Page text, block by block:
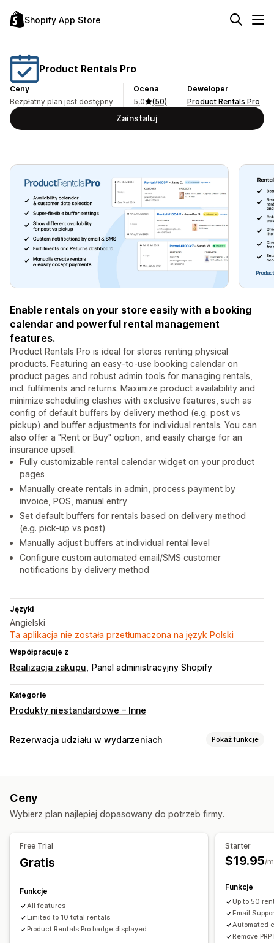
Shopify App Store
Product Rentals Pro
Ceny
Bezpłatny plan jest dostępny
Ocena
5,0
(50)
Deweloper
Product Rentals Pro
Zainstaluj
Enable rentals on your store easily with a booking
calendar and powerful rental management
features.
Product Rentals Pro is ideal for stores renting physical
products. Featuring an easy-to-use booking calendar on
product pages and robust admin tools for managing rentals,
incl. fulfilments and returns. Maximize product availability and
minimize scheduling clashes with exclusive features, such as
config of default buffers by delivery method (e.g. post vs
pickup) and buffer adjustments for individual rentals. You can
also offer a "Rent or Buy" option, and easily charge for an
insurance upsell.
Fully customizable rental calendar widget on your product
pages
Manually create rentals in admin, process payment by
invoice, POS, manual entry
Set default buffers for rentals based on delivery method
(e.g. pick-up vs post)
Manually adjust buffers at individual rental level
Configure custom automated email/SMS customer
notifications by delivery method
Języki
Angielski
Ta aplikacja nie została przetłumaczona na język Polski
Współpracuje z
Realizacja zakupu Panel administracyjny Shopify
Kategorie
Produkty niestandardowe – Inne
Rezerwacja udziału w wydarzeniach Pokaż funkcje
Online
Limity dotyczące liczby miejsc
Dostosowanie
Strony rezerwacji
Niestandardowe powiadomienia
Ceny
Wybierz plan najlepiej dopasowany do potrzeb firmy.
Free Trial
Gratis
Funkcje
All features
Limited to 10 total rentals
Product Rentals Pro badge displayed
Starter
$19.95/
Funkcje
Up to 50
Email
Automated
Remove